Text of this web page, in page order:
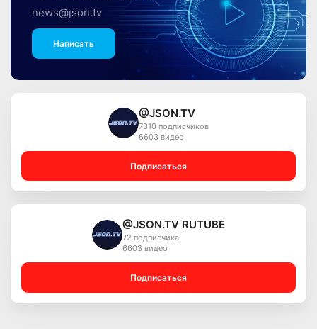
news@json.tv
Написать
@JSON.TV
7310 подписчиков
6603 видео
Подписаться
@JSON.TV RUTUBE
72 подписчика
6603 видео
Подписаться